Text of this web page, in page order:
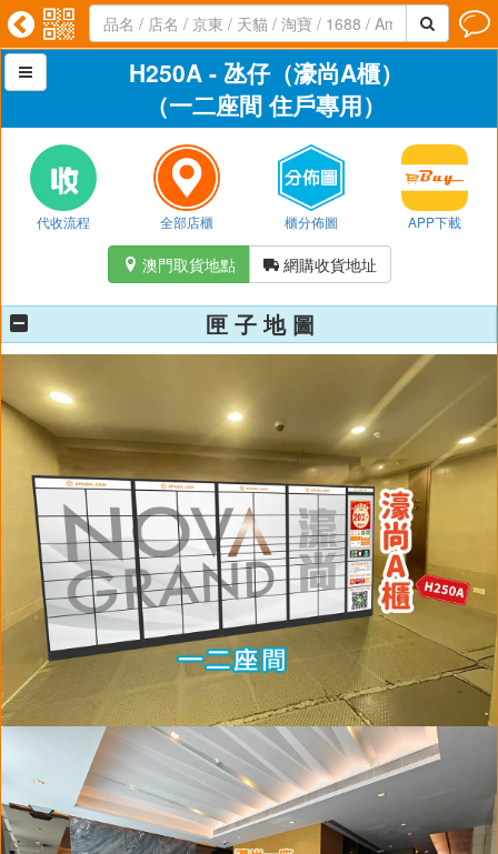
   

H250A - 氹仔（濠尚A櫃）
（一二座間 住戶專用）
代收流程 全部店櫃 櫃分佈圖 APP下載
 澳門取貨地點 網購收貨地址
匣 子 地 圖